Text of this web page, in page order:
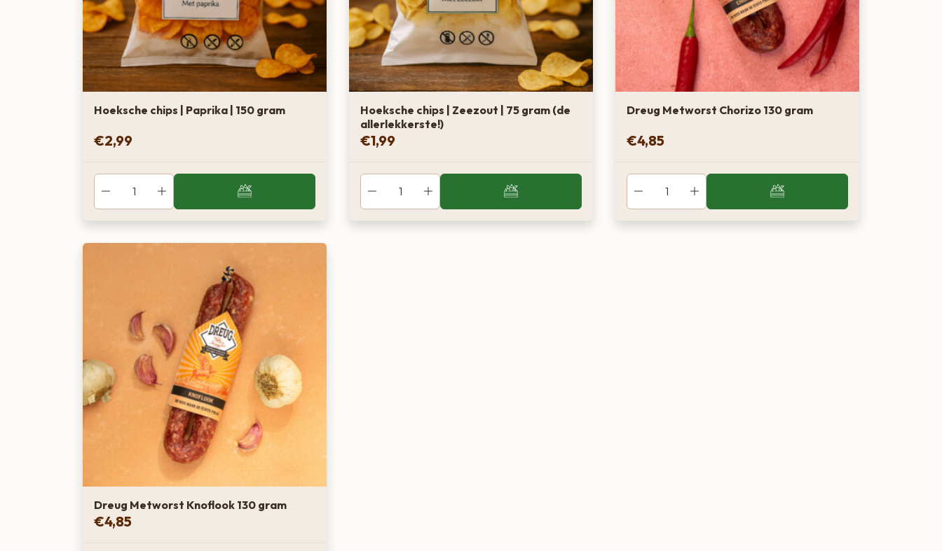
Hoeksche chips | Paprika | 150 gram
€2,99
Hoeksche chips | Zeezout | 75 gram (de
allerlekkerste!)
€1,99
Dreug Metworst Chorizo 130 gram
€4,85
Dreug Metworst Knoflook 130 gram
€4,85